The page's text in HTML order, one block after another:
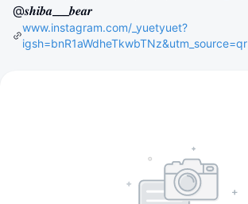
@𝒔𝒉𝒊𝒃𝒂___𝒃𝒆𝒂𝒓
www.instagram.com/_yuetyuet?
igsh=bnR1aWdheTkwbTNz&utm_source=qr